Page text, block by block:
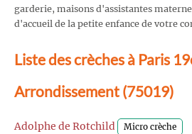
garderie, maisons d'assistantes
d'accueil de la petite enfance de votre
Liste des crèches à Paris
Arrondissement (75019)
Adolphe de Rotchild Micro crèche